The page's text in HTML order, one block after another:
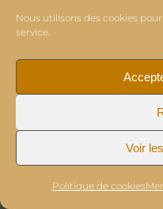
Nous utilisons des cookies
service.
Voir
Politique de cookies